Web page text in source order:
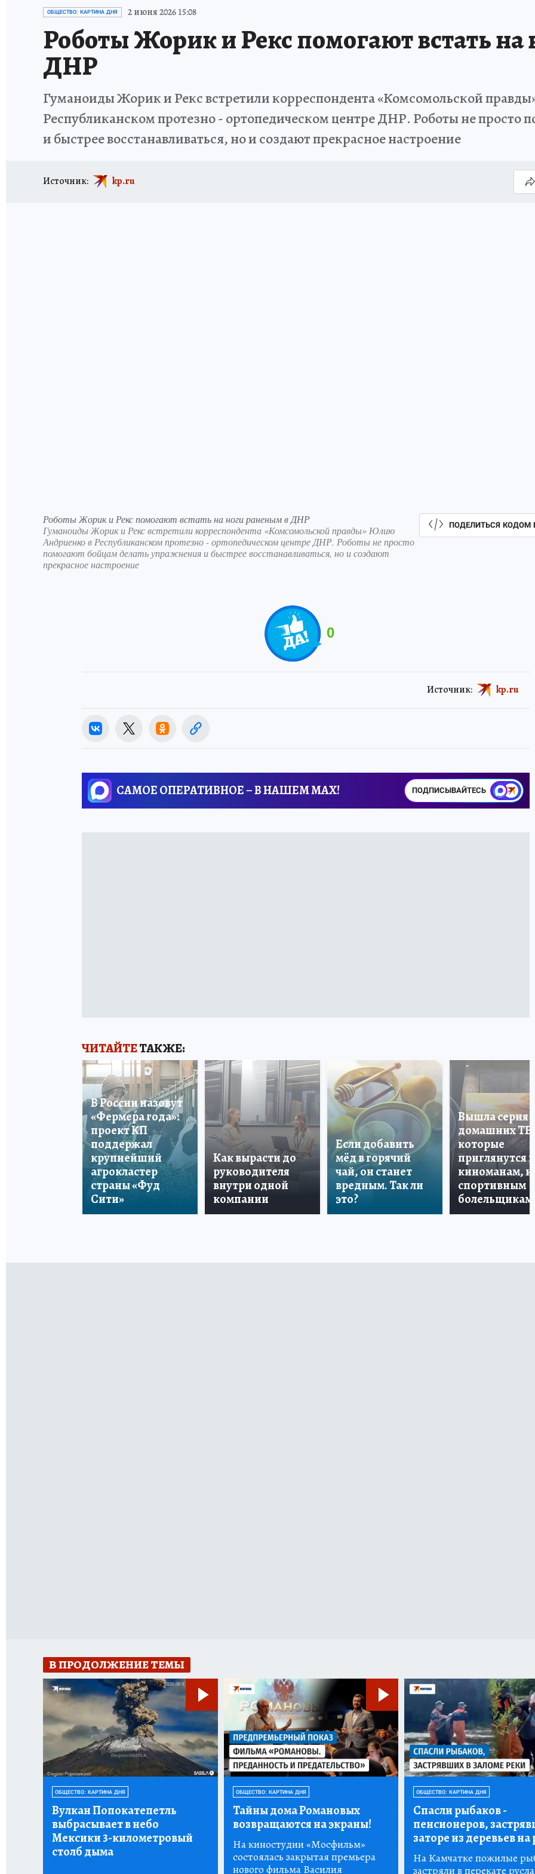
ИСПЫТАНО НА СЕБЕ
ОБЩЕСТВО: КАРТИНА ДНЯ 2 июня 2026 15:08
Роботы Жорик и Рекс помогают встать
ДНР
Гуманоиды Жорик и Рекс встретили корреспондента «Комсомольской
Республиканском протезно - ортопедическом центре ДНР. Роботы не просто
и быстрее восстанавливаться, но и создают прекрасное настроение
Источник: kp.ru
Роботы Жорик и Рекс помогают встать на ноги раненым в ДНР
Гуманоиды Жорик и Рекс встретили корреспондента «Комсомольской правды» Юлию
Андриенко в Республиканском протезно - ортопедическом центре ДНР. Роботы не просто
помогают бойцам делать упражнения и быстрее восстанавливаться, но и создают
прекрасное настроение
ПОДЕЛИТЬСЯ КОДОМ
0
Источник: kp.ru
САМОЕ ОПЕРАТИВНОЕ – В НАШЕМ MAX! ПОДПИСЫВАЙТЕСЬ
ЧИТАЙТЕТАКЖЕ:
В России назовут
«Фермера года»:
проект КП
поддержал
крупнейший
агрокластер
страны «Фуд
Сити»
Как вырасти до
руководителя
внутри одной
компании
Если добавить
мёд в горячий
чай, он станет
вредным. Так ли
это?
Вышла серия
домашних ТВ,
которые
приглянутся и
киноманам, и
спортивным
болельщикам
В ПРОДОЛЖЕНИЕ ТЕМЫ
ОБЩЕСТВО: КАРТИНА ДНЯ
Вулкан Попокатепетль
выбрасывает в небо
Мексики 3-километровый
столб дыма
ОБЩЕСТВО: КАРТИНА ДНЯ
Тайны дома Романовых
возвращаются на экраны!
На киностудии «Мосфильм»
состоялась закрытая премьера
нового фильма Василия
ОБЩЕСТВО: КАРТИНА ДНЯ
Спасли рыбаков-
пенсионеров,
заторе из деревьев на
На Камчатке пожилые
застряли в перекате